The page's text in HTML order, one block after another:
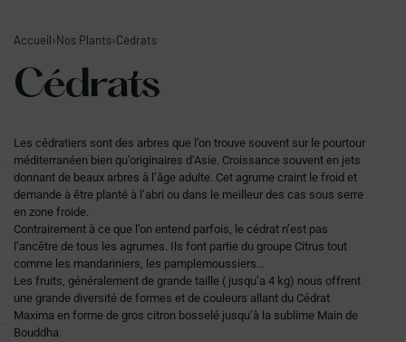
Les ventes sur place continuent. Prochain réassort sur
notre site en fin d'été.
Accueil›Nos Plants›Cédrats
Cédrats
Les cédratiers sont des arbres que l’on trouve souvent sur le pourtour
méditerranéen bien qu’originaires d’Asie. Croissance souvent en jets
donnant de beaux arbres à l’âge adulte. Cet agrume craint le froid et
demande à être planté à l’abri ou dans le meilleur des cas sous serre
en zone froide.
Contrairement à ce que l’on entend parfois, le cédrat n’est pas
l’ancêtre de tous les agrumes. Ils font partie du groupe Citrus tout
comme les mandariniers, les pamplemoussiers…
Les fruits, généralement de grande taille ( jusqu’a 4 kg) nous offrent
une grande diversité de formes et de couleurs allant du Cédrat
Maxima en forme de gros citron bosselé jusqu’à la sublime Main de
Bouddha.